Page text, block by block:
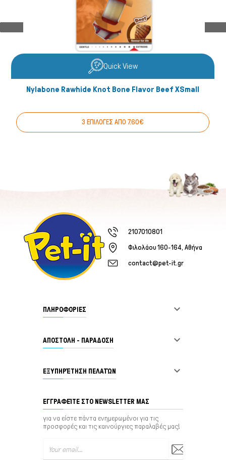
Quick View
Nylabone Rawhide Knot Bone Flavor Beef XSmall
3 ΕΠΙΛΟΓΕΣ ΑΠΟ 7.60€
2107010801
Φιλολάου 160-164, Αθήνα
contact@pet-it.gr
ΠΛΗΡΟΦΟΡΙΕΣ 
ΑΠΟΣΤΟΛΗ - ΠΑΡΑΔΟΣΗ 
ΕΞΥΠΗΡΈΤΗΣΗ ΠΕΛΑΤΏΝ 
ΕΓΓΡΑΦΕΊΤΕ ΣΤΟ NEWSLETTER ΜΑΣ
για να είστε πάντα ενημερωμένοι για τις
προσφορές και τις καινούργιες παραλαβές μας!